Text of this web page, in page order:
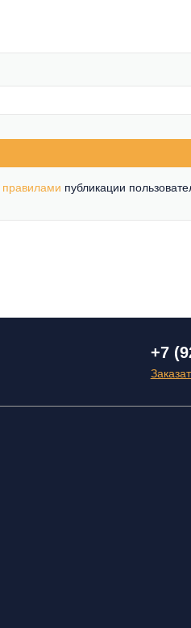
правилами публикации
+7